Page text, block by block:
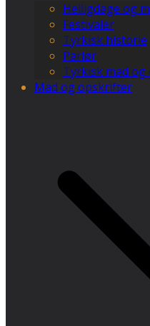
Helligdage og
Festivaler
Tyrkisk historie
Parlør
Tyrkisk mad
Mad og opskrifter